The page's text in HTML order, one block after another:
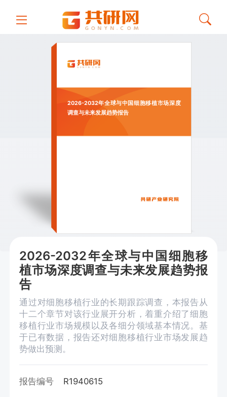
2026-2032年全球与中国细胞移植市场深度
调查与未来发展趋势报告
2026-2032年全球与中国细胞移
植市场深度调查与未来发展趋势报
告
通过对细胞移植行业的长期跟踪调查，本报告从
十二个章节对该行业展开分析，着重介绍了细胞
移植行业市场规模以及各细分领域基本情况。基
于已有数据，报告还对细胞移植行业市场发展趋
势做出预测。
报告编号 R1940615